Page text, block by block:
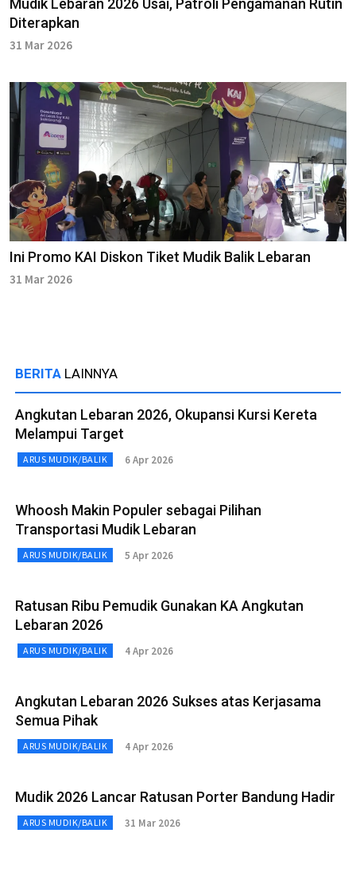
Mudik Lebaran 2026 Usai, Patroli Pengamanan Rutin
Diterapkan
31 Mar 2026
Ini Promo KAI Diskon Tiket Mudik Balik Lebaran
31 Mar 2026
BERITA LAINNYA
Angkutan Lebaran 2026, Okupansi Kursi Kereta
Melampui Target
ARUS MUDIK/BALIK 6 Apr 2026
Whoosh Makin Populer sebagai Pilihan
Transportasi Mudik Lebaran
ARUS MUDIK/BALIK 5 Apr 2026
Ratusan Ribu Pemudik Gunakan KA Angkutan
Lebaran 2026
ARUS MUDIK/BALIK 4 Apr 2026
Angkutan Lebaran 2026 Sukses atas Kerjasama
Semua Pihak
ARUS MUDIK/BALIK 4 Apr 2026
Mudik 2026 Lancar Ratusan Porter Bandung Hadir
ARUS MUDIK/BALIK 31 Mar 2026